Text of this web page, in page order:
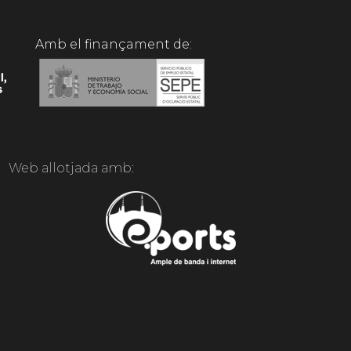
Amb el finançament de:
Web allotjada amb: